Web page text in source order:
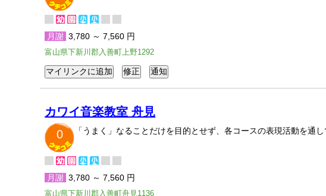
月謝 3,780 ～ 7,560 円
富山県下新川郡入善町上野1292
カワイ音楽教室 舟見
0
「うまく」なることだけを目的とせず、各コースの表現活動を通
月謝 3,780 ～ 7,560 円
富山県下新川郡入善町舟見1136